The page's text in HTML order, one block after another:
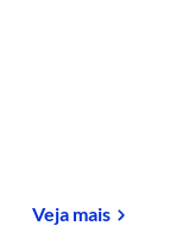
Veja maissobre